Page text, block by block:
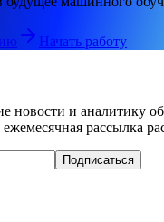
Начать работу
новости и аналитику
рассылка
Подписаться